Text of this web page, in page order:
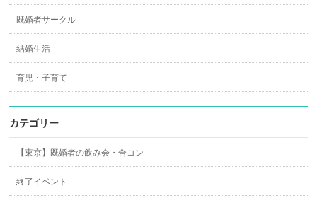
既婚者サークル
結婚生活
育児・子育て
カテゴリー
【東京】既婚者の飲み会・合コン
終了イベント